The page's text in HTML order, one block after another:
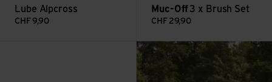
Lube Alpcross
CHF 9,90
Muc-Off3 x Brush Set
CHF 29,90
Lire plus : Randonnées à vélo